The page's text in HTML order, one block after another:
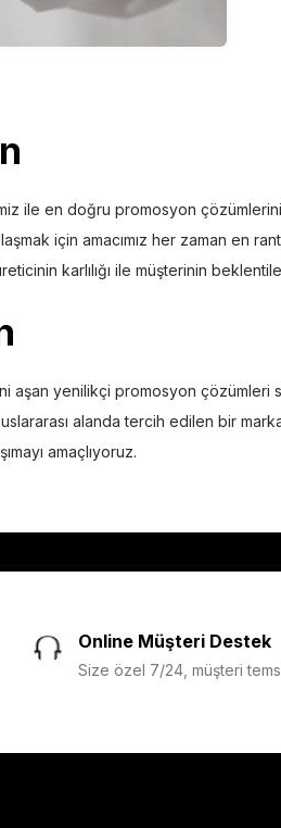
ile en doğru promosyon
için amacımız her zaman en
karlılığı ile müşterinin
yenilikçi promosyon çözümleri
alanda tercih edilen bir
amaçlıyoruz.
Online Müşteri Destek
Size özel 7/24, müşteri